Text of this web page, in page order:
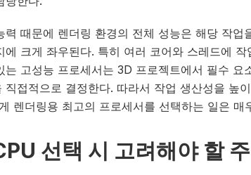
력 때문에 렌더링 환경의 전체 성능은 해당 작업
에 크게 좌우된다. 특히 여러 코어와 스레드에 작
는 고성능 프로세서는 3D 프로젝트에서 필수 요
직접적으로 결정한다. 따라서 작업 생산성을 높
렌더링용 최고의 프로세서를 선택하는 일은 매
선택 시 고려해야 할